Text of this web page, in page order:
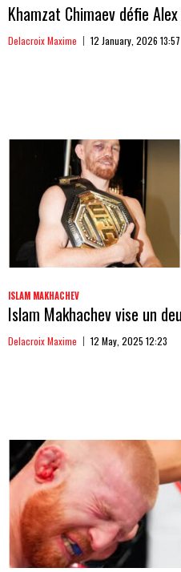
Khamzat Chimaev défie
Delacroix Maxime 12 January, 2026 13:57
ISLAM MAKHACHEV
Islam Makhachev vise un
Delacroix Maxime 12 May, 2025 12:23